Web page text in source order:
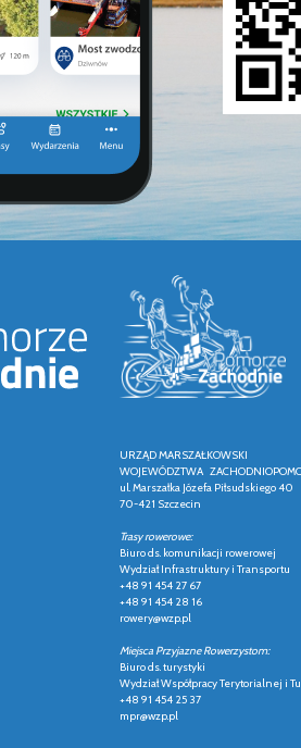
URZĄD MARSZAŁKOWSKI
WOJEWÓDZTWA
ul. Marszałka Józefa Piłsudskiego 40
70-421 Szczecin
Trasy rowerowe:
Biuro ds. komunikacji rowerowej
Wydział Infrastruktury i Transportu
+48 91 454 27 67
+48 91 454 28 16
rowery@wzp.pl
Miejsca Przyjazne Rowerzystom:
Biuro ds. turystyki
Wydział Współpracy Terytorialnej i
+48 91 454 25 37
mpr@wzp.pl